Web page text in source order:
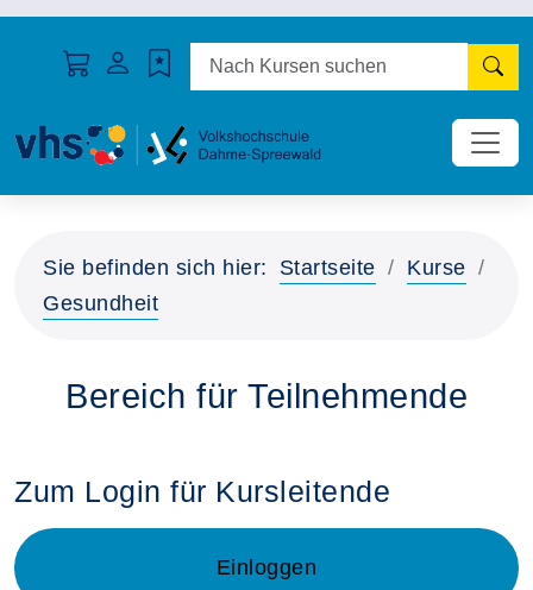
Sie befinden sich hier: Startseite
Kurse
Gesundheit
Bereich für Teilnehmende
Zum Login für Kursleitende
Login für Kursleitende im
Einloggen